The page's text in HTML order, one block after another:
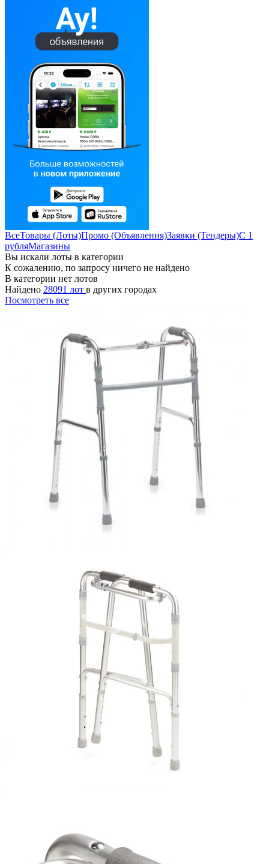
ВсеТовары (Лоты)Промо (Объявления)Заявки (Тендеры)С 1
рубляМагазины
Вы искали лоты в категории
К сожалению, по запросу ничего не найдено
В категории нет лотов
Найдено 28091 лот в других городах
Посмотреть все